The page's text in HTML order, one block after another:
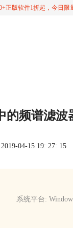
正版软件1折起，今日限
的频谱滤波
04-15 19: 27: 15
系统平台: